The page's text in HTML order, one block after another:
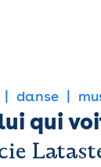
danse
qui